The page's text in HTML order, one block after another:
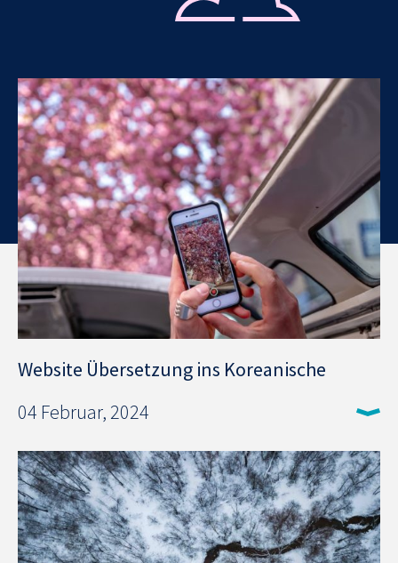
Website Übersetzung ins Koreanische
04 Februar, 2024